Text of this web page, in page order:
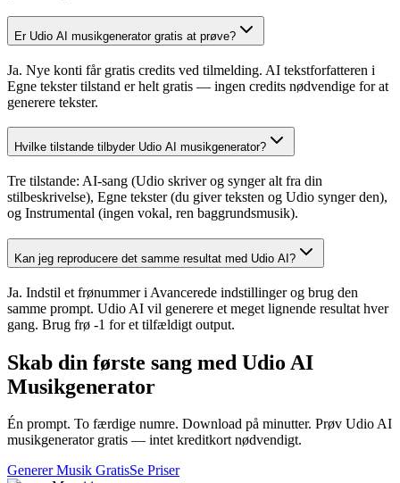
Er Udio AI musikgenerator gratis at prøve?
Ja. Nye konti får gratis credits ved tilmelding. AI tekstforfatteren i
Egne tekster tilstand er helt gratis — ingen credits nødvendige for at
generere tekster.
Hvilke tilstande tilbyder Udio AI musikgenerator?
Tre tilstande: AI-sang (Udio skriver og synger alt fra din
stilbeskrivelse), Egne tekster (du giver teksten og Udio synger den),
og Instrumental (ingen vokal, ren baggrundsmusik).
Kan jeg reproducere det samme resultat med Udio AI?
Ja. Indstil et frønummer i Avancerede indstillinger og brug den
samme prompt. Udio AI vil generere et meget lignende resultat hver
gang. Brug frø -1 for et tilfældigt output.
Skab din første sang med Udio AI
Musikgenerator
Én prompt. To færdige numre. Download på minutter. Prøv Udio AI
musikgenerator gratis — intet kreditkort nødvendigt.
Generer Musik GratisSe Priser